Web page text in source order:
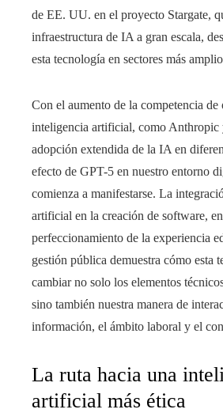
de EE. UU. en el proyecto Stargate,
infraestructura de IA a gran escala,
esta tecnología en sectores más
Con el aumento de la competencia de
inteligencia artificial, como
adopción extendida de la IA en
efecto de GPT-5 en nuestro entorno
comienza a manifestarse. La
artificial en la creación de software,
perfeccionamiento de la experiencia
gestión pública demuestra cómo esta
cambiar no solo los elementos
sino también nuestra manera de
información, el ámbito laboral y el
La ruta hacia una
artificial más ética